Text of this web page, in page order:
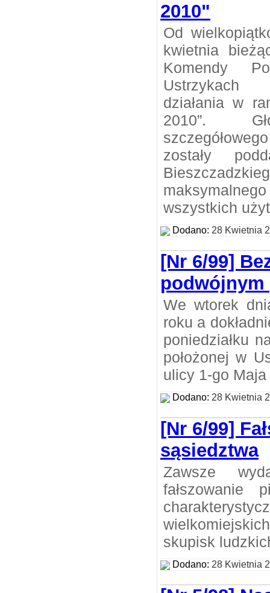
2010"
Od
kwietnia
Komendy
Ustrzykach
działania w
2010”.
zostały
wszystkich
Dodano: 28 Kwietnia
[Nr 6/99]
podwójnym
We wtorek
roku a
poniedziałku
położonej w
ulicy 1-go Maja
Dodano: 28 Kwietnia
[Nr 6/99]
sąsiedztwa
Zawsze
fałszowanie
skupisk
Dodano: 28 Kwietnia